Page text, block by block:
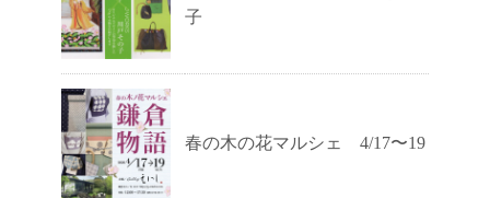
子
春の木の花マルシェ 4/17〜19